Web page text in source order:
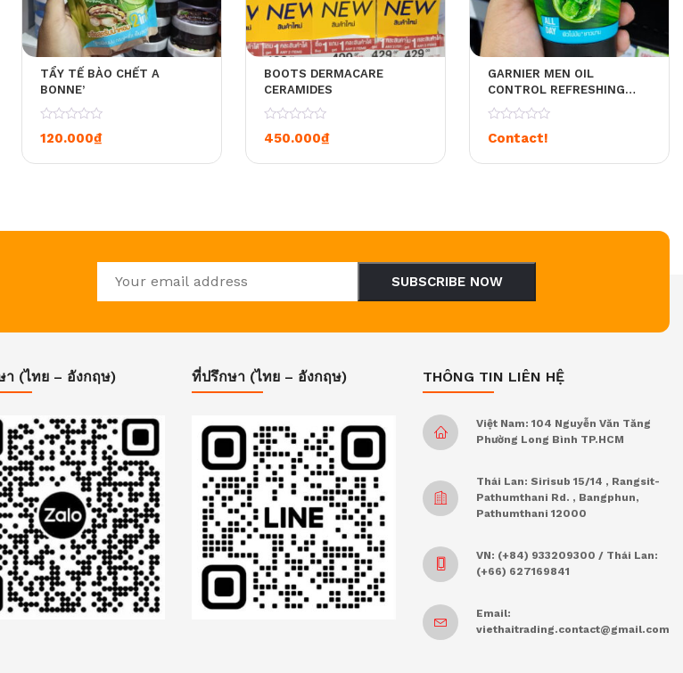
TẨY TẾ BÀO CHẾT A
BONNE’
120.000₫
BOOTS DERMACARE
CERAMIDES
450.000₫
GARNIER MEN OIL
CONTROL REFRESHING
FOAM SỮA RỬA MẶT DÀNH
RIÊNG CHO NAM GIỚI
Contact!
SUBSCRIBE NOW
า (ไทย – อังกฤษ) ที่ปรึกษา (ไทย – อังกฤษ) THÔNG TIN LIÊN HỆ
Việt Nam: 104 Nguyễn Văn Tăng
Phường Long Bình TP.HCM
Thái Lan: Sirisub 15/14 , Rangsit-
Pathumthani Rd. , Bangphun,
Pathumthani 12000
VN: (+84) 933209300 / Thái Lan:
(+66) 627169841
Email:
viethaitrading.contact@gmail.com